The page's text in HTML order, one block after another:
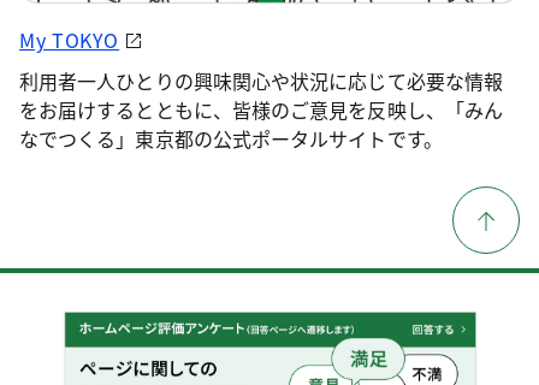
My TOKYO
利用者一人ひとりの興味関心や状況に応じて必要な情報
をお届けするとともに、皆様のご意見を反映し、「みん
なでつくる」東京都の公式ポータルサイトです。